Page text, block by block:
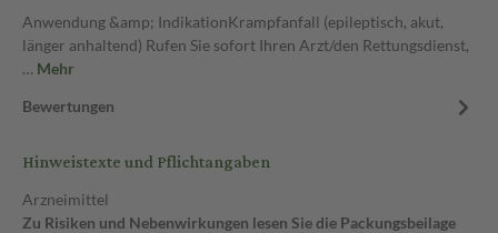
Anwendung &amp; IndikationKrampfanfall (epileptisch, akut,
länger anhaltend) Rufen Sie sofort Ihren Arzt/den Rettungsdienst,
… Mehr
Bewertungen
Hinweistexte und Pflichtangaben
Arzneimittel
Zu Risiken und Nebenwirkungen lesen Sie die Packungsbeilage